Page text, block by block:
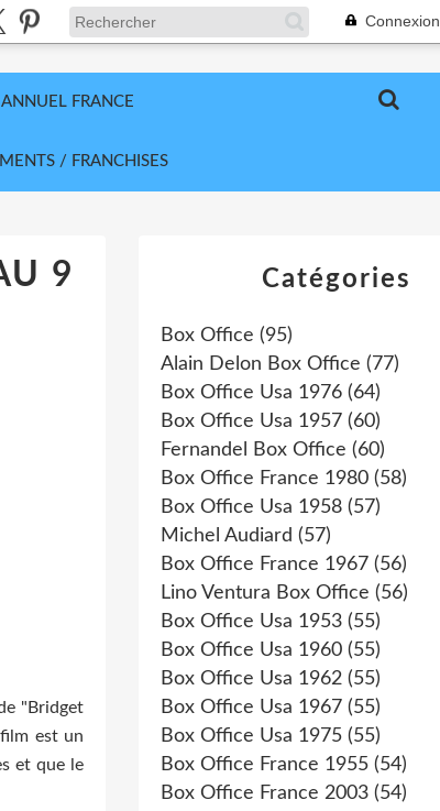
Connexion
FRANCE
/ FRANCHISES
9
"Bridget
est un
et que le
Catégories
Box Office (95)
Alain Delon Box Office (77)
Box Office Usa 1976 (64)
Box Office Usa 1957 (60)
Fernandel Box Office (60)
Box Office France 1980 (58)
Box Office Usa 1958 (57)
Michel Audiard (57)
Box Office France 1967 (56)
Lino Ventura Box Office (56)
Box Office Usa 1953 (55)
Box Office Usa 1960 (55)
Box Office Usa 1962 (55)
Box Office Usa 1967 (55)
Box Office Usa 1975 (55)
Box Office France 1955 (54)
Box Office France 2003 (54)